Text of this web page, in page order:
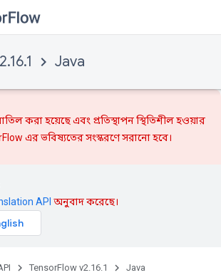
Java
করা হয়েছে এবং প্রতিস্থাপনস্থিতিশীল হওয়ার
এর ভবিষ্যতের সংস্করণে সরানো হবে।
API অনুবাদ করেছে।
TensorFlow v2.16.1 Java